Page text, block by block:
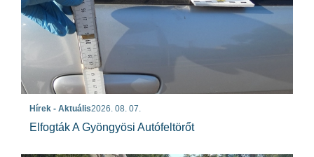
Hírek - Aktuális2026. 08. 07.
Elfogták A Gyöngyösi Autófeltörőt